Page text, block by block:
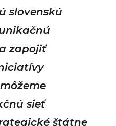
slovenskú
zapojiť
sieť
štátne